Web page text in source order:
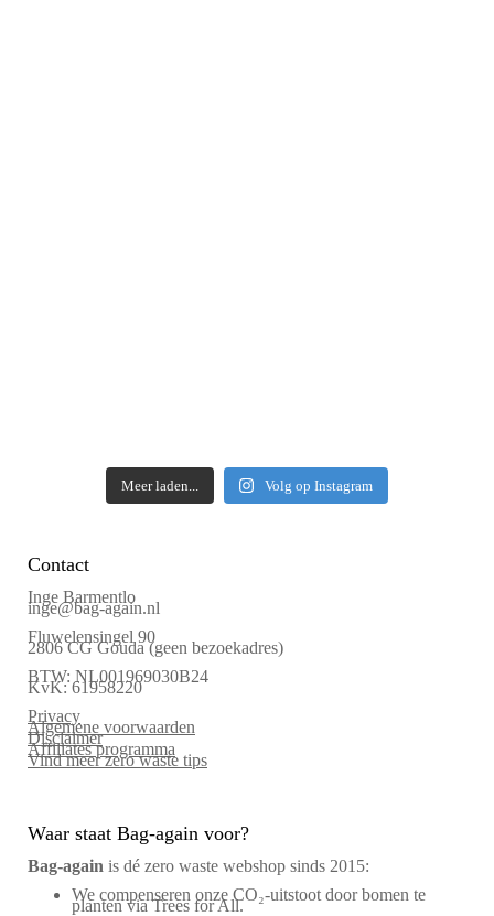
Meer laden... Volg op Instagram
Contact
Inge Barmentlo
inge@bag-again.nl
Fluwelensingel 90
2806 CG Gouda (geen bezoekadres)
BTW: NL001969030B24
KvK: 61958220
Privacy
Algemene voorwaarden
Disclaimer
Affiliates programma
Vind meer zero waste tips
Waar staat Bag-again voor?
Bag‑again is dé zero waste webshop sinds 2015:
We compenseren onze CO₂-uitstoot door bomen te
planten via Trees for All.